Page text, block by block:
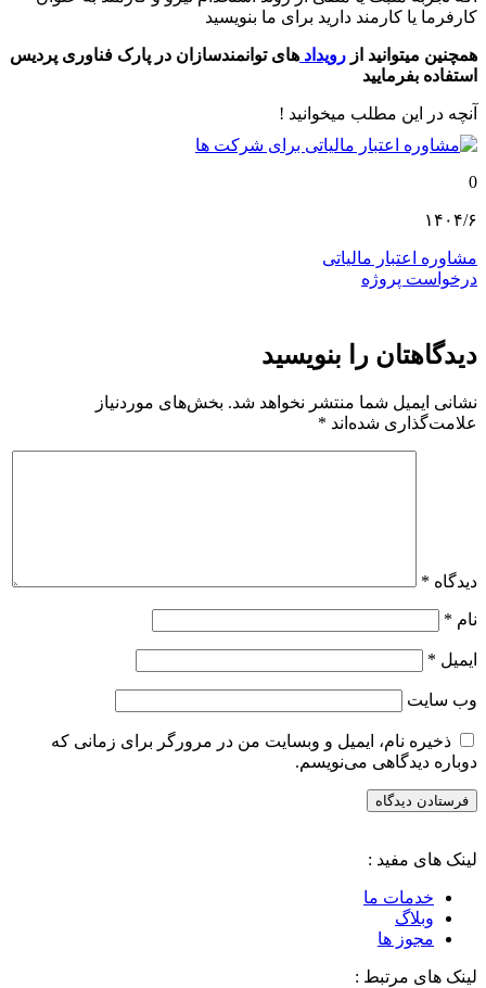
کارفرما یا کارمند دارید برای ما بنویسید
همچنین میتوانید از رویداد های توانمندسازان در پارک فناوری پردیس
استفاده بفرمایید
آنچه در این مطلب میخوانید !
0
۱۴۰۴/۶
مشاوره اعتبار مالیاتی
درخواست پروژه
دیدگاهتان را بنویسید
نشانی ایمیل شما منتشر نخواهد شد. بخش‌های موردنیاز
علامت‌گذاری شده‌اند *
دیدگاه *
نام *
ایمیل *
وب‌ سایت
ذخیره نام، ایمیل و وبسایت من در مرورگر برای زمانی که
دوباره دیدگاهی می‌نویسم.
لینک های مفید :
خدمات ما
وبلاگ
مجوز ها
لینک های مرتبط :